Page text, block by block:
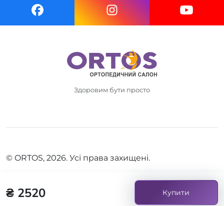
₴ 2520 Купити
Здоровим бути просто
© ORTOS, 2026. Усі права захищені.